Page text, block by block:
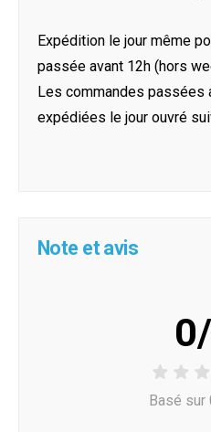
Expédition le jour même
passée avant 12h (hors
Les commandes passées
expédiées le jour ouvré
Note et avis
Basé sur